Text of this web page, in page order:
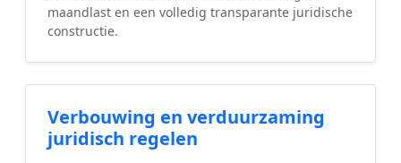
maandlast en een volledig transparante juridische
constructie.
Verbouwing en verduurzaming
juridisch regelen